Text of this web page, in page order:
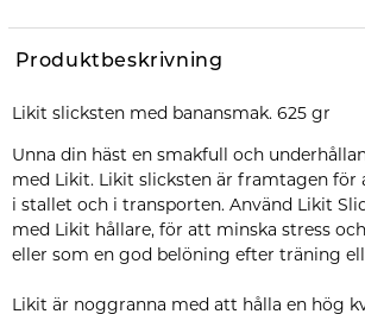
Produktbeskrivning
Likit slicksten med banansmak. 625 gr
Unna din häst en smakfull och
med Likit. Likit slicksten är framtagen för
i stallet och i transporten. Använd Likit
med Likit hållare, för att minska stress
eller som en god belöning efter träning
Likit är noggranna med att hålla en hög